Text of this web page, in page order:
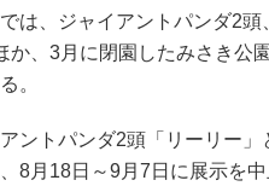
は、ジャイアントパンダ2頭
か、3月に閉園したみさき公
。
ントパンダ2頭「リーリー」
8月18日～9月7日に展示を